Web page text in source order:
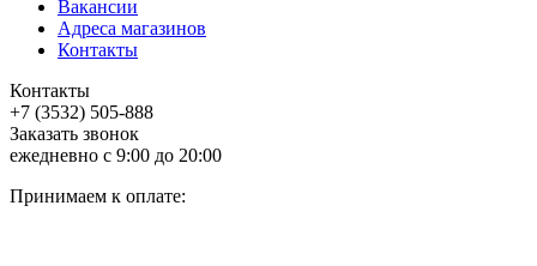
Вакансии
Адреса магазинов
Контакты
Контакты
+7 (3532) 505-888
Заказать звонок
ежедневно с 9:00 до 20:00
Принимаем к оплате: